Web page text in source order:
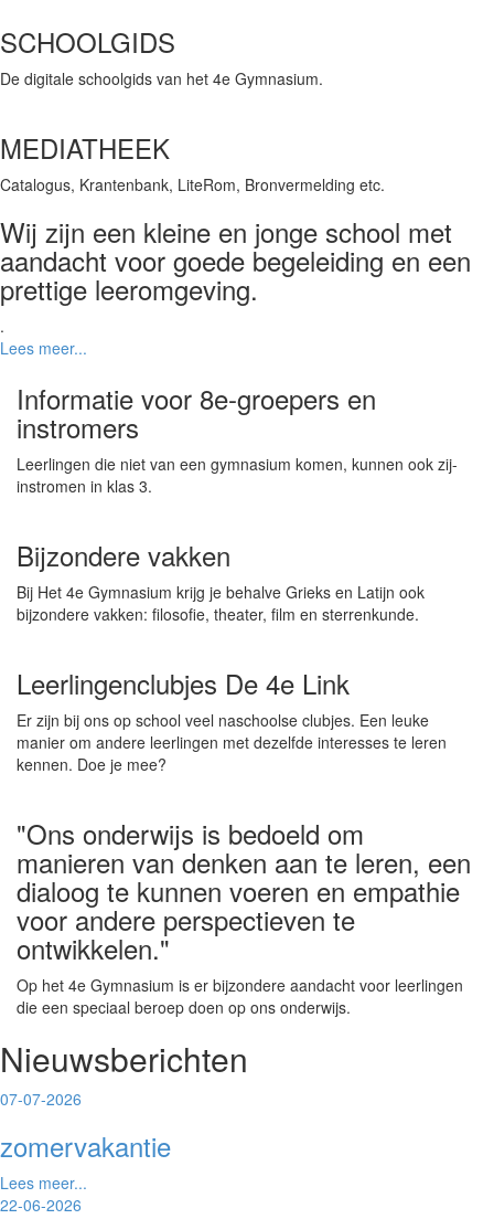
SCHOOLGIDS
De digitale schoolgids van het 4e Gymnasium.
MEDIATHEEK
Catalogus, Krantenbank, LiteRom, Bronvermelding etc.
Wij zijn een kleine en jonge school met
aandacht voor goede begeleiding en een
prettige leeromgeving.
.
Lees meer...
Informatie voor 8e-groepers en
instromers
Leerlingen die niet van een gymnasium komen, kunnen ook zij-
instromen in klas 3.
Bijzondere vakken
Bij Het 4e Gymnasium krijg je behalve Grieks en Latijn ook
bijzondere vakken: filosofie, theater, film en sterrenkunde.
Leerlingenclubjes De 4e Link
Er zijn bij ons op school veel naschoolse clubjes. Een leuke
manier om andere leerlingen met dezelfde interesses te leren
kennen. Doe je mee?
"Ons onderwijs is bedoeld om
manieren van denken aan te leren, een
dialoog te kunnen voeren en empathie
voor andere perspectieven te
ontwikkelen."
Op het 4e Gymnasium is er bijzondere aandacht voor leerlingen
die een speciaal beroep doen op ons onderwijs.
Nieuwsberichten
07-07-2026
zomervakantie
Lees meer...
22-06-2026